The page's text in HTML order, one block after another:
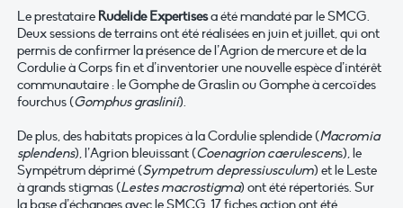
Le prestataire Rudelide Expertisesa été mandaté par le SMCG.
Deux sessions de terrains ont été réalisées en juin et juillet, qui ont
permis de confirmer la présence de l’Agrion de mercure et de la
Cordulie à Corps fin et d’inventorier une nouvelle espèce d’intérêt
communautaire : le Gomphe de Graslin ou Gomphe à cercoïdes
fourchus (Gomphus graslinii).
De plus, des habitats propices à la Cordulie splendide (Macromia
splendens), l’Agrion bleuissant (Coenagrion caerulescens), le
Sympétrum déprimé (Sympetrum depressiusculum) et le Leste
à grands stigmas (Lestes macrostigma) ont été répertoriés. Sur
la base d’échanges avec le SMCG, 17 fiches action ont été